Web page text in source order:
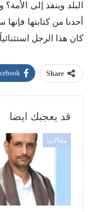
البلد وينفذ إلى
أحدنا من كتابتها
كان هذا الرجل
Share
قد يعجبك ايضا
مقالات